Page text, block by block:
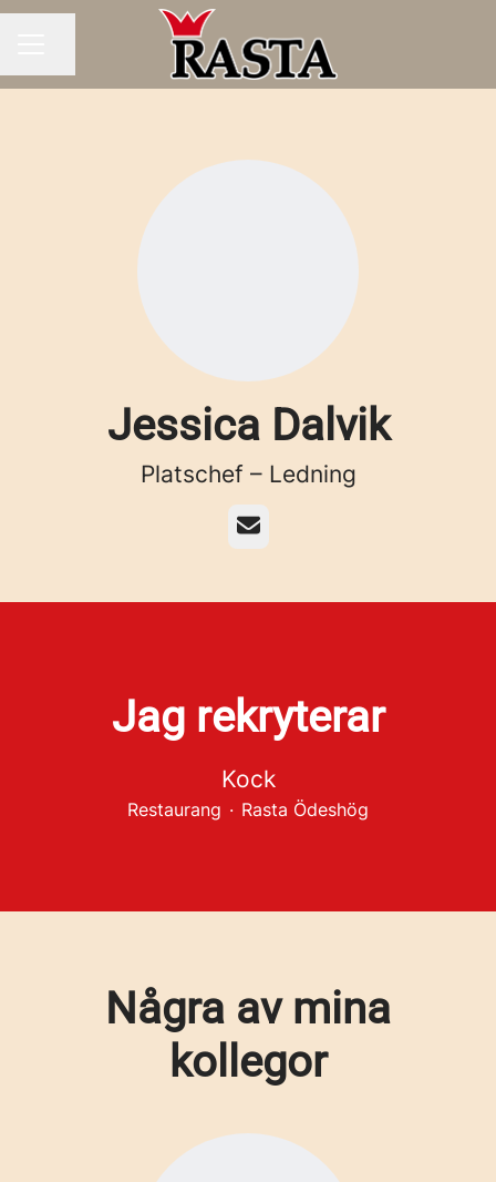
Jessica Dalvik
Platschef – Ledning
E-post
Jag rekryterar
Kock
Restaurang · Rasta Ödeshög
Några av mina
kollegor